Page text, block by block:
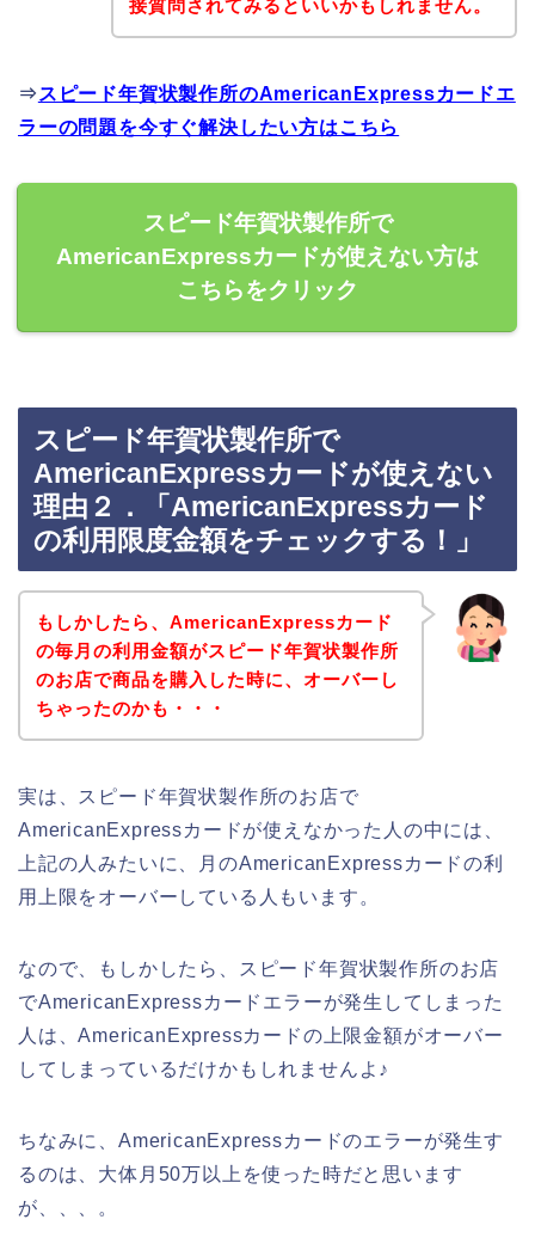
接質問されてみるといいかもしれません。
⇒ スピード年賀状製作所のAmericanExpressカードエ
ラーの問題を今すぐ解決したい方はこちら
スピード年賀状製作所で
AmericanExpressカードが使えない方は
こちらをクリック
スピード年賀状製作所で
AmericanExpressカードが使えない
理由２．「AmericanExpressカード
の利用限度金額をチェックする！」
もしかしたら、AmericanExpressカード
の毎月の利用金額がスピード年賀状製作所
のお店で商品を購入した時に、オーバーし
ちゃったのかも・・・
実は、スピード年賀状製作所のお店で
AmericanExpressカードが使えなかった人の中には、
上記の人みたいに、月のAmericanExpressカードの利
用上限をオーバーしている人もいます。
なので、もしかしたら、スピード年賀状製作所のお店
でAmericanExpressカードエラーが発生してしまった
人は、AmericanExpressカードの上限金額がオーバー
してしまっているだけかもしれませんよ♪
ちなみに、AmericanExpressカードのエラーが発生す
るのは、大体月50万以上を使った時だと思います
が、、、。